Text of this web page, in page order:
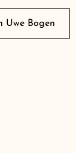
Uwe Bogen